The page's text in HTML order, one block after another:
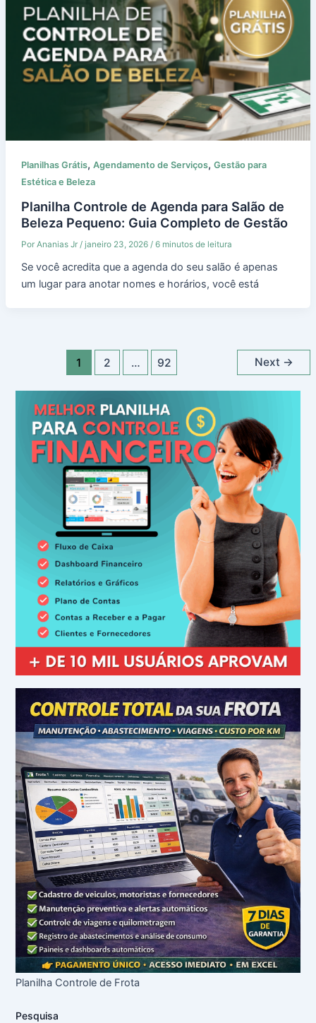
Planilhas Grátis, Agendamento de Serviços, Gestão para
Estética e Beleza
Planilha Controle de Agenda para Salão de
Beleza Pequeno: Guia Completo de Gestão
Por Ananias Jr / janeiro 23, 2026 / 6 minutos de leitura
Se você acredita que a agenda do seu salão é apenas
um lugar para anotar nomes e horários, você está
1 2 … 92 Next →
Planilha Controle de Frota
Pesquisa